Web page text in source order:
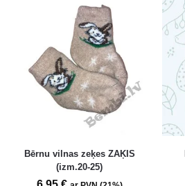
Bērnu vilnas zeķes ZAĶIS
(izm.20-25)